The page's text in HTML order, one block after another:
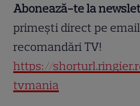
Abonează-te la
primești direct pe
recomandări TV!
https://
tvmania